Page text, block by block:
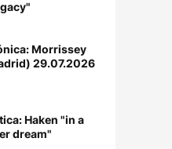
Morrissey
29.07.2026
Haken "in a
dream"